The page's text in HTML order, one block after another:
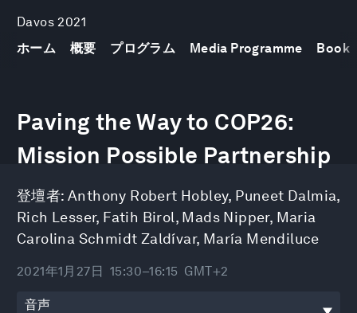
Davos 2021
ホーム
概要 プログラム Media Programme Book
Paving the Way to COP26:
Mission Possible Partnership
登壇者: Anthony Robert Hobley, Puneet Dalmia,
Rich Lesser, Fatih Birol, Mads Nipper, Maria
Carolina Schmidt Zaldívar, María Mendiluce
2021年1月27日 15:30–16:15 GMT+2
音声
seconds
of
minutes,
20